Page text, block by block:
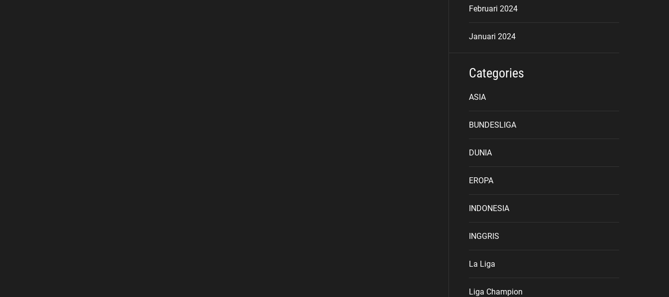
Februari 2024
Januari 2024
Categories
ASIA
BUNDESLIGA
DUNIA
EROPA
INDONESIA
INGGRIS
La Liga
Liga Champion